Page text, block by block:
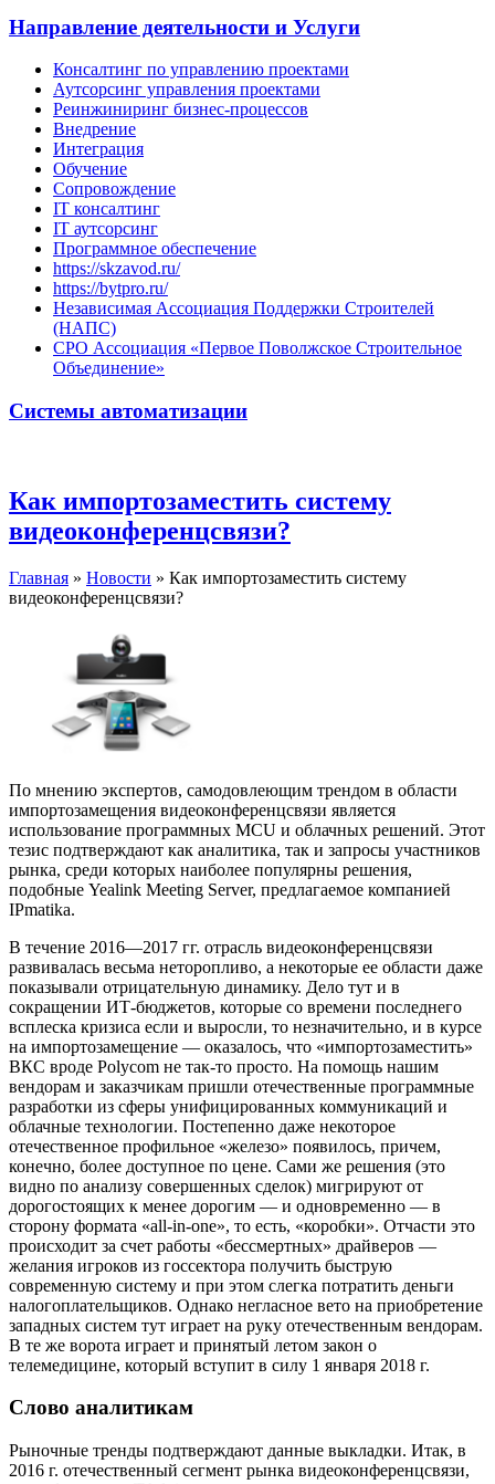
Направление деятельности и Услуги
Консалтинг по управлению проектами
Аутсорсинг управления проектами
Реинжиниринг бизнес-процессов
Внедрение
Интеграция
Обучение
Сопровождение
IT консалтинг
IT аутсорсинг
Программное обеспечение
https://skzavod.ru/
https://bytpro.ru/
Независимая Ассоциация Поддержки Строителей
(НАПС)
СРО Ассоциация «Первое Поволжское Строительное
Объединение»
Системы автоматизации
Как импортозаместить систему
видеоконференцсвязи?
Главная » Новости » Как импортозаместить систему
видеоконференцсвязи?
По мнению экспертов, самодовлеющим трендом в области
импортозамещения видеоконференцсвязи является
использование программных MCU и облачных решений. Этот
тезис подтверждают как аналитика, так и запросы участников
рынка, среди которых наиболее популярны решения,
подобные Yealink Meeting Server, предлагаемое компанией
IPmatika.
В течение 2016—2017 гг. отрасль видеоконференцсвязи
развивалась весьма неторопливо, а некоторые ее области даже
показывали отрицательную динамику. Дело тут и в
сокращении ИТ-бюджетов, которые со времени последнего
всплеска кризиса если и выросли, то незначительно, и в курсе
на импортозамещение — оказалось, что «импортозаместить»
ВКС вроде Polycom не так-то просто. На помощь нашим
вендорам и заказчикам пришли отечественные программные
разработки из сферы унифицированных коммуникаций и
облачные технологии. Постепенно даже некоторое
отечественное профильное «железо» появилось, причем,
конечно, более доступное по цене. Сами же решения (это
видно по анализу совершенных сделок) мигрируют от
дорогостоящих к менее дорогим — и одновременно — в
сторону формата «all-in-one», то есть, «коробки». Отчасти это
происходит за счет работы «бессмертных» драйверов —
желания игроков из госсектора получить быструю
современную систему и при этом слегка потратить деньги
налогоплательщиков. Однако негласное вето на приобретение
западных систем тут играет на руку отечественным вендорам.
В те же ворота играет и принятый летом закон о
телемедицине, который вступит в силу 1 января 2018 г.
Слово аналитикам
Рыночные тренды подтверждают данные выкладки. Итак, в
2016 г. отечественный сегмент рынка видеоконференцсвязи,